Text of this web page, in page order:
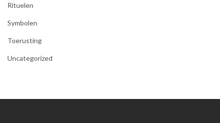
Rituelen
Symbolen
Toerusting
Uncategorized